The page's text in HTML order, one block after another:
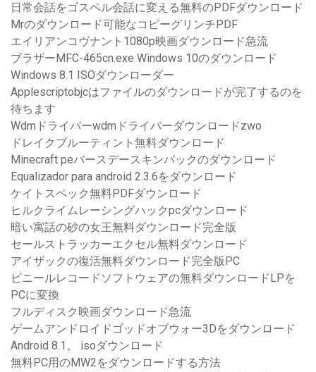
日常会話をゴスペル会話に変える無料のPDFダウンロード
Mrのダウンロード可能なコピーグリンチPDF
エイリアンコヴナント1080p映画ダウンロード急流
ブラザーMFC-465cn.exe Windows 10のダウンロード
Windows 8.1 ISOダウンローダー
Applescriptobjcはファイルのダウンロードが完了するのを
待ちます
Wdmドライバーwdmドライバーダウンロードzwo
ドレイクブルーティント無料ダウンロード
Minecraft peバースデースキンパックのダウンロード
Equalizador para android 2.3.6をダウンロード
ケイトスペック無料PDFダウンロード
ヒルクライムレーシングハックpcダウンロード
暗い寓話の砂の女王無料ダウンロード完全版
セールストラッカーエクセル無料ダウンロード
アイザックの復活無料ダウンロード完全版PC
ビニールレコードソフトウェアの無料ダウンロードLPを
PCに変換
フルディスク映画ダウンロード急流
ゲームアンドロイドゴッドオブウォー3Dをダウンロード
Android 8.1。 isoダウンロード
無料PC用のMW2をダウンロードする方法